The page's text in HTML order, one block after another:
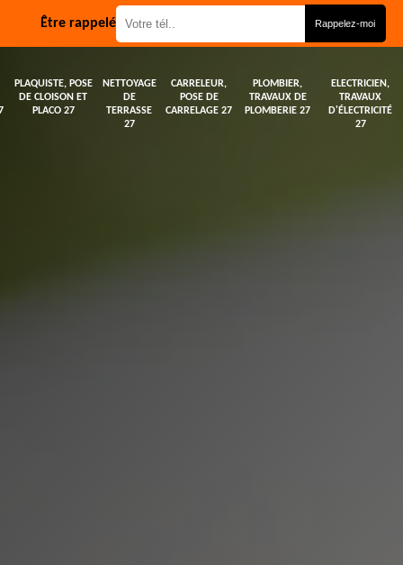
Être rappelé
PLAQUISTE, POSE
DE CLOISON ET
PLACO 27
NETTOYAGE
DE
TERRASSE
27
CARRELEUR,
POSE DE
CARRELAGE 27
PLOMBIER,
TRAVAUX DE
PLOMBERIE 27
ELECTRICIEN,
TRAVAUX
D'ÉLECTRICITÉ
27